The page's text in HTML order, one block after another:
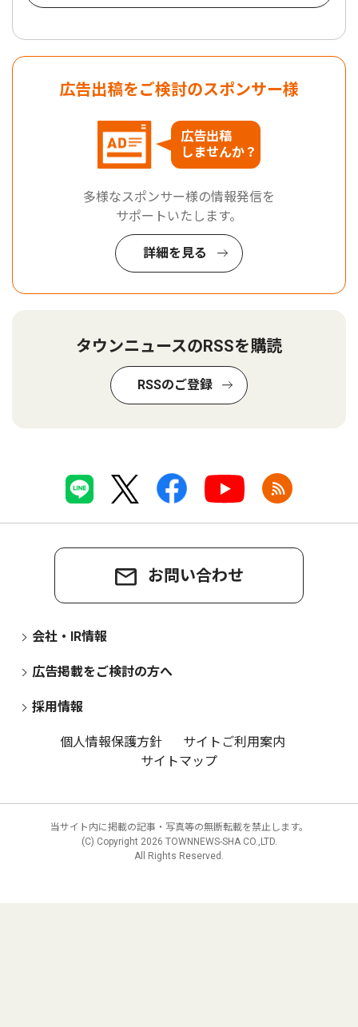
広告出稿をご検討のスポンサー様
広告出稿
しませんか？
多様なスポンサー様の情報発信を
サポートいたします。
詳細を見る
タウンニュースのRSSを購読
RSSのご登録
お問い合わせ
会社・IR情報
広告掲載をご検討の方へ
採用情報
個人情報保護方針
サイトご利用案内
サイトマップ
当サイト内に掲載の記事・写真等の無断転載を禁止します。
(C) Copyright 2026 TOWNNEWS-SHA CO.,LTD.
All Rights Reserved.